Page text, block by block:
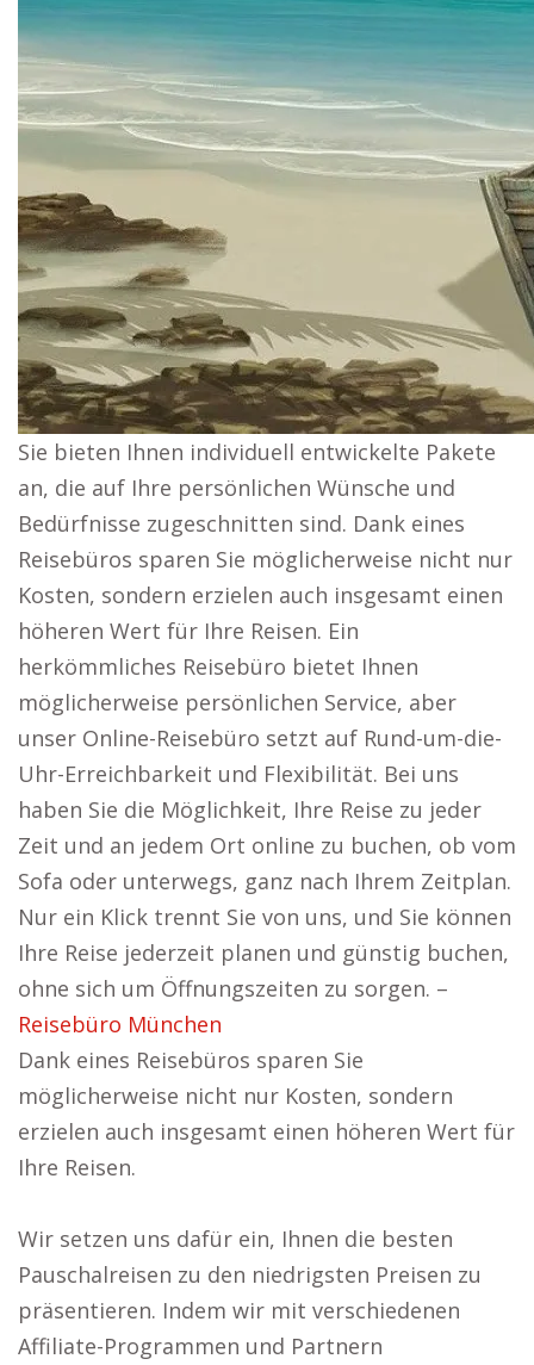
Sie bieten Ihnen individuell entwickelte Pakete
an, die auf Ihre persönlichen Wünsche und
Bedürfnisse zugeschnitten sind. Dank eines
Reisebüros sparen Sie möglicherweise nicht nur
Kosten, sondern erzielen auch insgesamt einen
höheren Wert für Ihre Reisen. Ein
herkömmliches Reisebüro bietet Ihnen
möglicherweise persönlichen Service, aber
unser Online-Reisebüro setzt auf Rund-um-die-
Uhr-Erreichbarkeit und Flexibilität. Bei uns
haben Sie die Möglichkeit, Ihre Reise zu jeder
Zeit und an jedem Ort online zu buchen, ob vom
Sofa oder unterwegs, ganz nach Ihrem Zeitplan.
Nur ein Klick trennt Sie von uns, und Sie können
Ihre Reise jederzeit planen und günstig buchen,
ohne sich um Öffnungszeiten zu sorgen. –
Reisebüro München
Dank eines Reisebüros sparen Sie
möglicherweise nicht nur Kosten, sondern
erzielen auch insgesamt einen höheren Wert für
Ihre Reisen.
Wir setzen uns dafür ein, Ihnen die besten
Pauschalreisen zu den niedrigsten Preisen zu
präsentieren. Indem wir mit verschiedenen
Affiliate-Programmen und Partnern